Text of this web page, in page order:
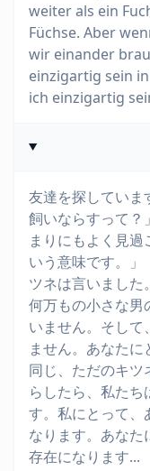
weiter als ein
Füchse. Aber
wir einander
einzigartig sein
ich einzigartig
友達を探していま
飼いならすって？
まりにもよく見
いう意味です。」
ツネは言いまし
何万もの小さな男
いません。そして
ません。あなた
同じ、ただのキツ
らしたら、私たち
す。私にとって、
なります。あな
存在になります...